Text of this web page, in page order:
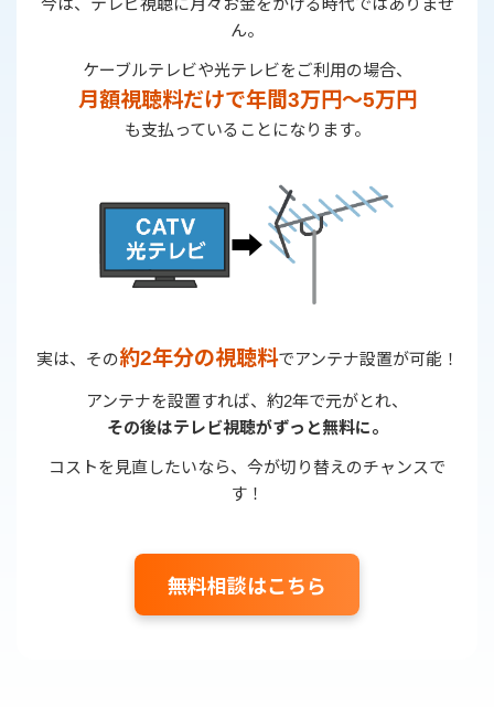
ん。
ケーブルテレビや光テレビをご利用の場合、
月額視聴料だけで年間3万円〜5万円
も支払っていることになります。
➡
実は、その約2年分の視聴料でアンテナ設置が可能！
アンテナを設置すれば、約2年で元がとれ、
その後はテレビ視聴がずっと無料に。
コストを見直したいなら、今が切り替えのチャンスで
す！
無料相談はこちら